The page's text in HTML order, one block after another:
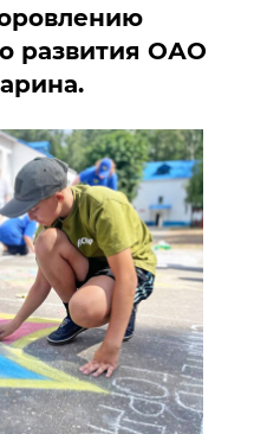
развития ОАО